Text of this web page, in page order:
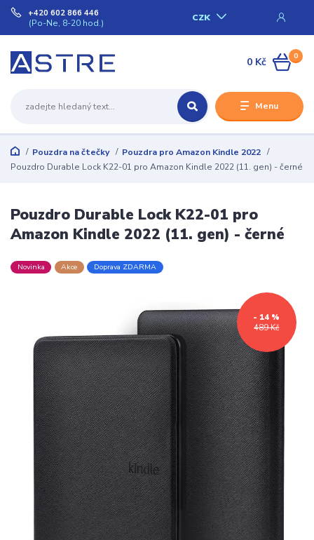
Menu
CZK
+420 602 866 446
(Po-Ne, 8-20 hod.)
0
0 Kč
Pouzdra na čtečky
Pouzdra pro Amazon Kindle 2022
Pouzdro Durable Lock K22-01 pro Amazon Kindle 2022 (11. gen) - černé
Pouzdro Durable Lock K22-01 pro
Amazon Kindle 2022 (11. gen) - černé
Novinka Akce Doprava ZDARMA
489 Kč
- 14 %